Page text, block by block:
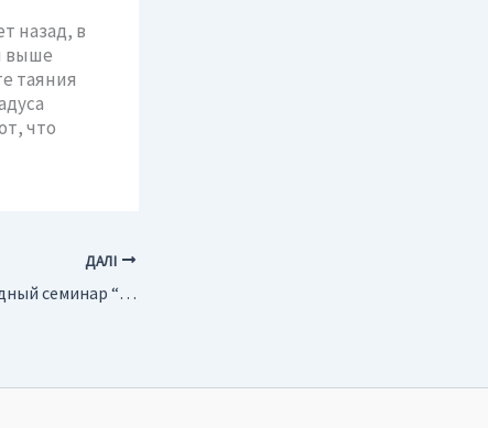
назад, в
выше
таяния
что
ДАЛІ
Россия. Международный семинар “Кучное выщелачивание в Северных условиях”